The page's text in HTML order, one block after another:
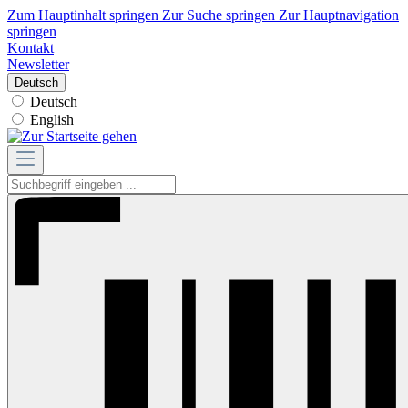
Zum Hauptinhalt springen Zur Suche springen Zur Hauptnavigation
springen
Kontakt
Newsletter
Deutsch
Deutsch
English